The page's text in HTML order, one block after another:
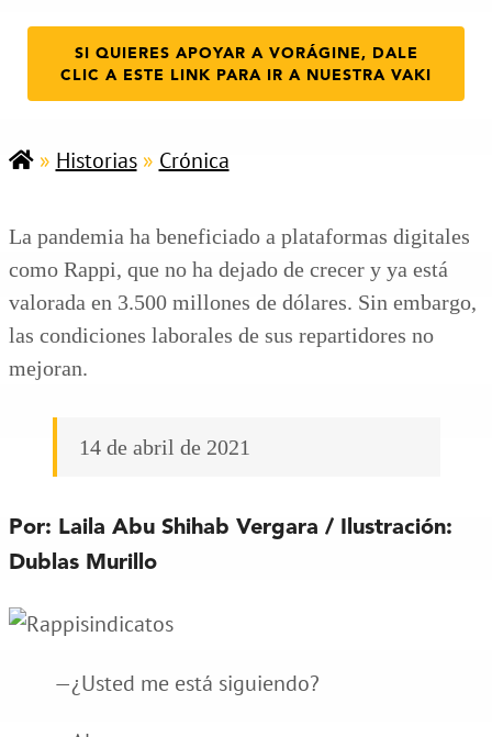
SI QUIERES APOYAR A VORÁGINE, DALE
CLIC A ESTE LINK PARA IR A NUESTRA VAKI
» Historias» Crónica
La pandemia ha beneficiado a plataformas digitales
como Rappi, que no ha dejado de crecer y ya está
valorada en 3.500 millones de dólares. Sin embargo,
las condiciones laborales de sus repartidores no
mejoran.
14 de abril de 2021
Por: Laila Abu Shihab Vergara / Ilustración:
Dublas Murillo
—¿Usted me está siguiendo?